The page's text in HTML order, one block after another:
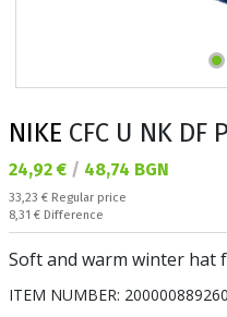
NIKE CFC U NK DF
Текуща цена:
24,92 € / 48,74 BGN
Regular price:
33,23 € Regular price
Спестявате:
8,31 € Difference
Soft and warm winter hat
ITEM NUMBER: 200000889260